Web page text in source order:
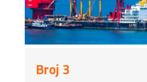
Broj 3